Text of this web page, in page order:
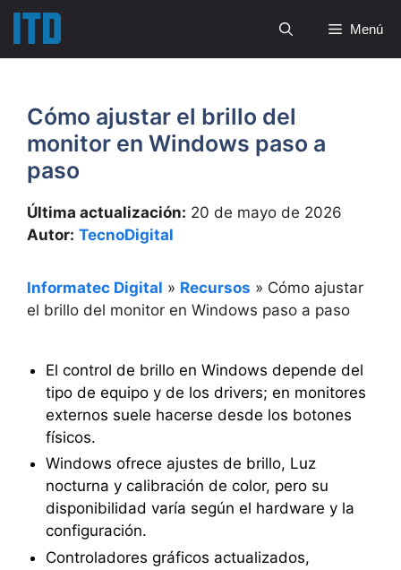
Saltar
contenido
Menú
Cómo ajustar el brillo del
monitor en Windows paso a
paso
Última actualización: 20 de mayo de 2026
Autor: TecnoDigital
Informatec Digital » Recursos » Cómo ajustar
el brillo del monitor en Windows paso a paso
El control de brillo en Windows depende del
tipo de equipo y de los drivers; en monitores
externos suele hacerse desde los botones
físicos.
Windows ofrece ajustes de brillo, Luz
nocturna y calibración de color, pero su
disponibilidad varía según el hardware y la
configuración.
Controladores gráficos actualizados,